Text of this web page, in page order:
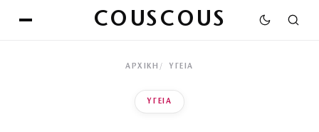
COUSCOUS
ΑΡΧΙΚΉ ΥΓΕΙΑ
ΥΓΕΙΑ